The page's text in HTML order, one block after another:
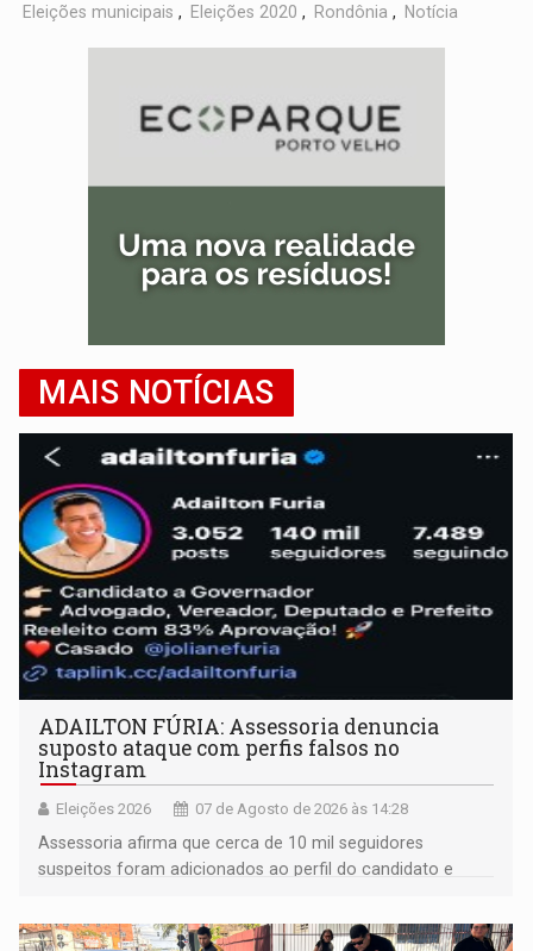
Eleições municipais , Eleições 2020 , Rondônia , Notícia
MAIS NOTÍCIAS
ADAILTON FÚRIA: Assessoria denuncia
suposto ataque com perfis falsos no
Instagram
Eleições 2026 07 de Agosto de 2026 às 14:28
Assessoria afirma que cerca de 10 mil seguidores
suspeitos foram adicionados ao perfil do candidato e
remover as contas